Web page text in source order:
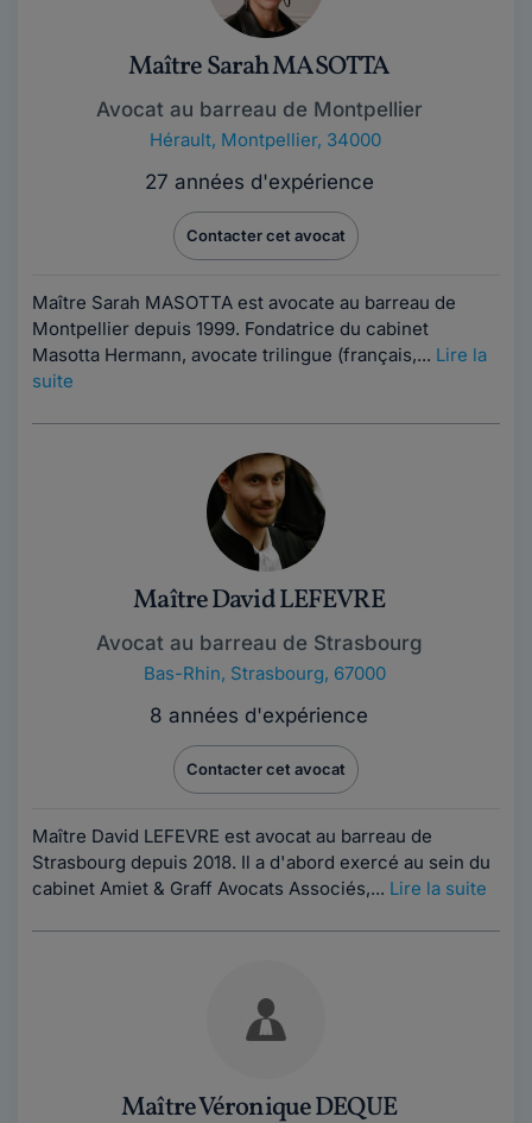
Maître Sarah MASOTTA
Avocat au barreau de Montpellier
Hérault, Montpellier, 34000
27 années d'expérience
Contacter cet avocat
Maître Sarah MASOTTA est avocate au barreau de
Montpellier depuis 1999. Fondatrice du cabinet
Masotta Hermann, avocate trilingue (français,... Lire la
suite
Maître David LEFEVRE
Avocat au barreau de Strasbourg
Bas-Rhin, Strasbourg, 67000
8 années d'expérience
Contacter cet avocat
Maître David LEFEVRE est avocat au barreau de
Strasbourg depuis 2018. Il a d'abord exercé au sein du
cabinet Amiet & Graff Avocats Associés,... Lire la suite
Maître Véronique DEQUE